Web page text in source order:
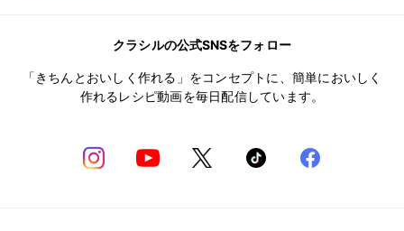
クラシルの公式SNSをフォロー
「きちんとおいしく作れる」をコンセプトに、簡単においしく
作れるレシピ動画を毎日配信しています。